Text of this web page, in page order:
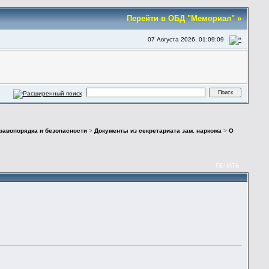
Перейти в ОБД "Мемориал" »
07 Августа 2026, 01:09:09
и безопасности >Документы из секретариата зам. наркома >О
ПЕЧАТЬ